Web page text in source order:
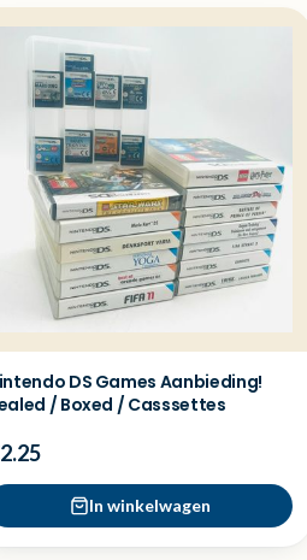
DS Games Aanbieding!
/ Boxed / Casssettes
In winkelwagen